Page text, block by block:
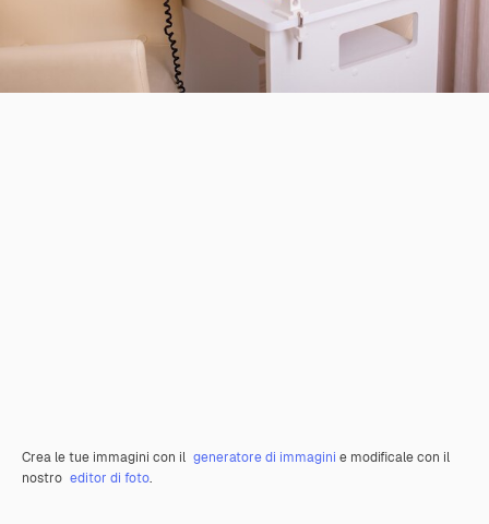
Crea le tue immagini con il generatore di immagini e modificale con il
nostro editor di foto.